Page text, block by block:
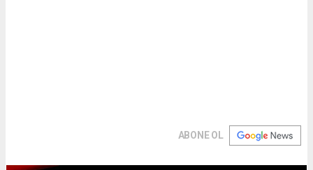
ABONE OL